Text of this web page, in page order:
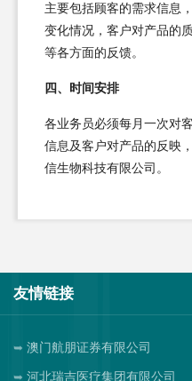
主要包括顾客的需求信息
变化情况，客户对产品的
等各方面的反馈。
四、时间安排
各业务员必须每月一次对
信息及客户对产品的反映
信生物科技有限公司。
友情链接
澳门航朋证券有限公司
河北瑞吉医疗集团有限公司